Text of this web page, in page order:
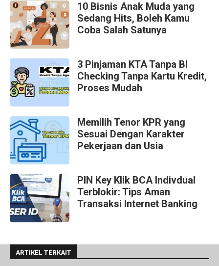
10 Bisnis Anak Muda yang
Sedang Hits, Boleh Kamu
Coba Salah Satunya
3 Pinjaman KTA Tanpa BI
Checking Tanpa Kartu Kredit,
Proses Mudah
Memilih Tenor KPR yang
Sesuai Dengan Karakter
Pekerjaan dan Usia
PIN Key Klik BCA Indivdual
Terblokir: Tips Aman
Transaksi Internet Banking
ARTIKEL TERKAIT